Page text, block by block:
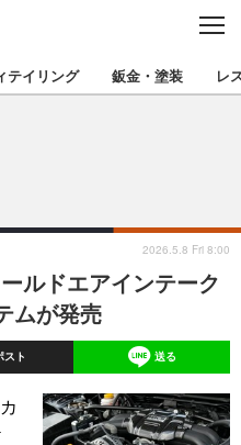
C
S
E
ロショップを地域から探す
北陸
関西
四国
沖縄
テイリング 鈑金・塗装 レ
ルドエアインテーク
ムが発売
2026.5.8 Fri 8:00
スト 送る